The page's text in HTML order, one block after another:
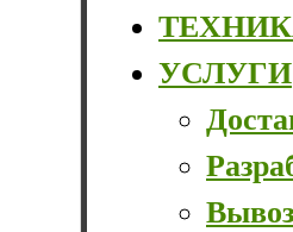
УСЛУГИ